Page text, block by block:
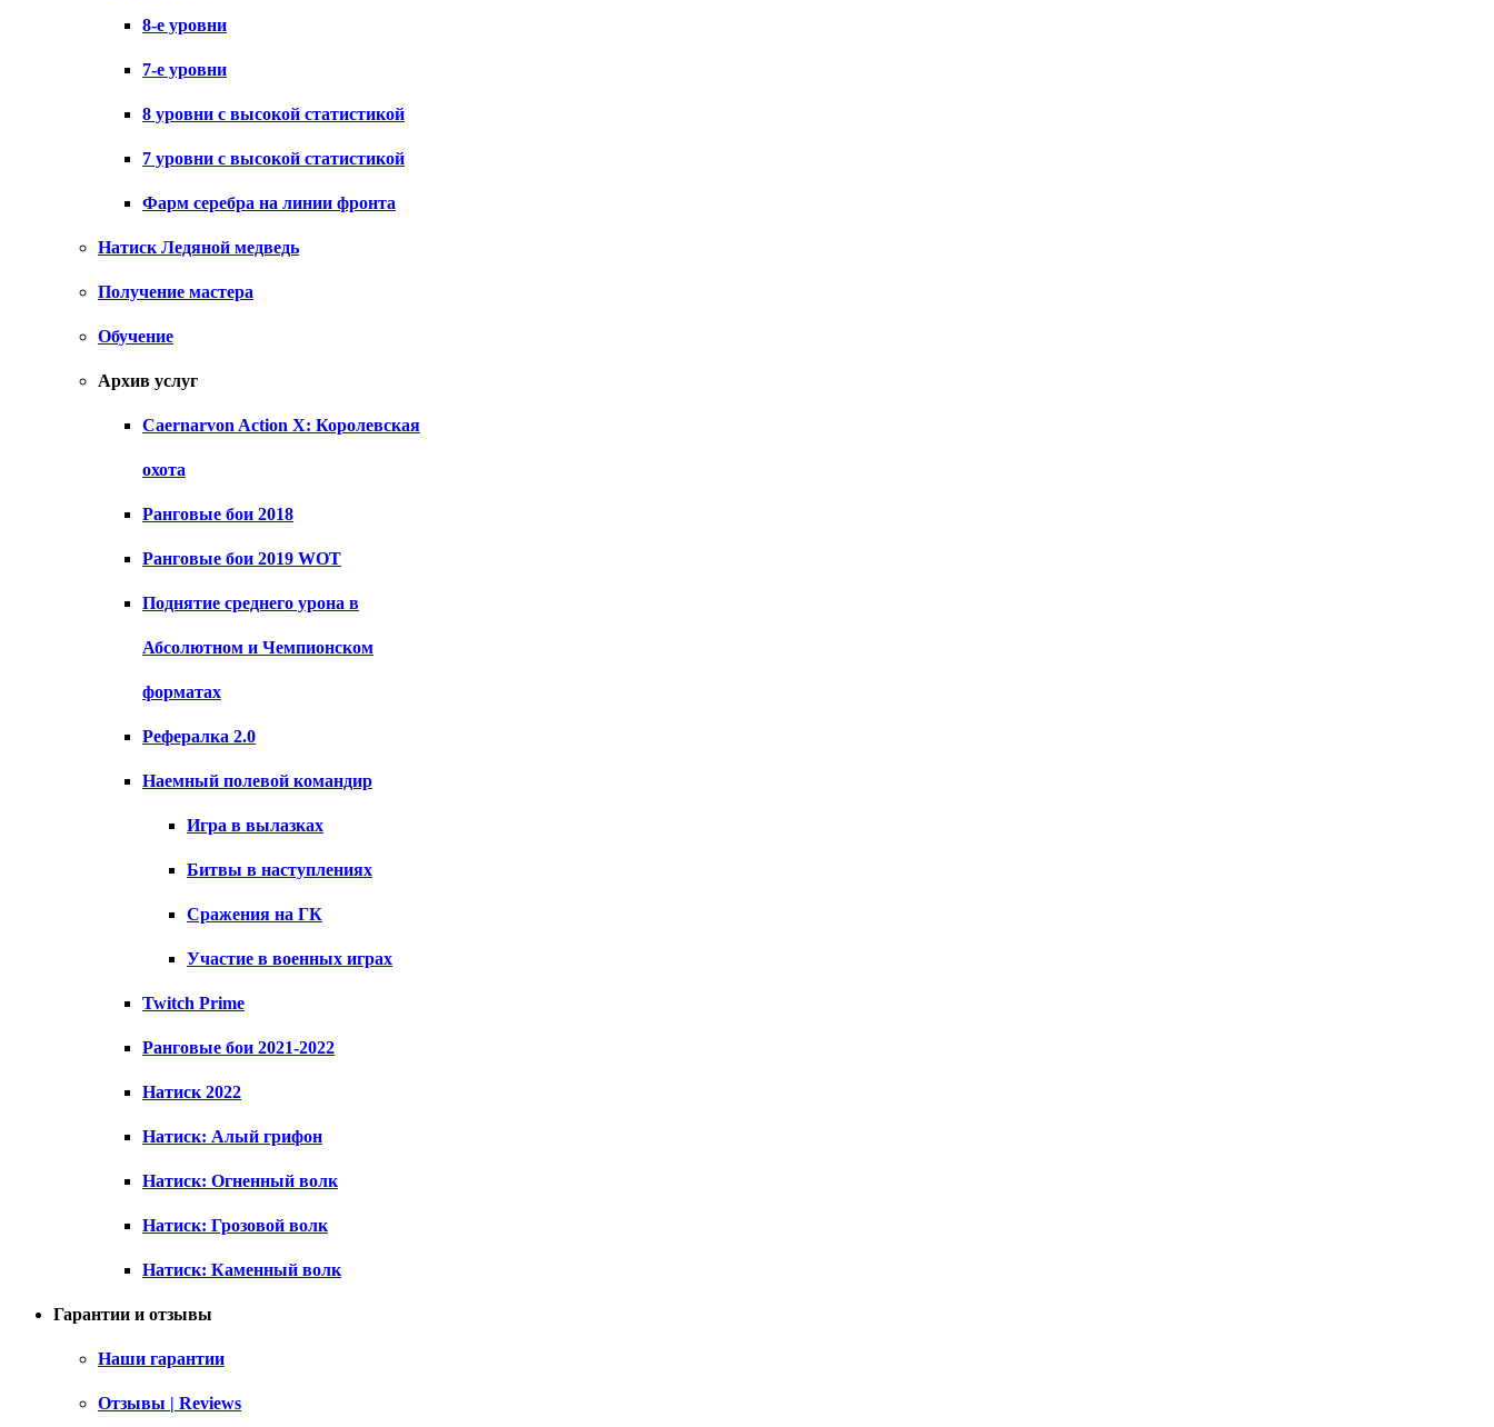
8-е уровни
7-е уровни
8 уровни с высокой статистикой
7 уровни с высокой статистикой
Фарм серебра на линии фронта
Натиск Ледяной медведь
Получение мастера
Обучение
Архив услуг
Caernarvon Action X: Королевская
охота
Ранговые бои 2018
Ранговые бои 2019 WOT
Поднятие среднего урона в
Абсолютном и Чемпионском
форматах
Рефералка 2.0
Наемный полевой командир
Игра в вылазках
Битвы в наступлениях
Сражения на ГК
Участие в военных играх
Twitch Prime
Ранговые бои 2021-2022
Натиск 2022
Натиск: Алый грифон
Натиск: Огненный волк
Натиск: Грозовой волк
Натиск: Каменный волк
Гарантии и отзывы
Наши гарантии
Отзывы | Reviews